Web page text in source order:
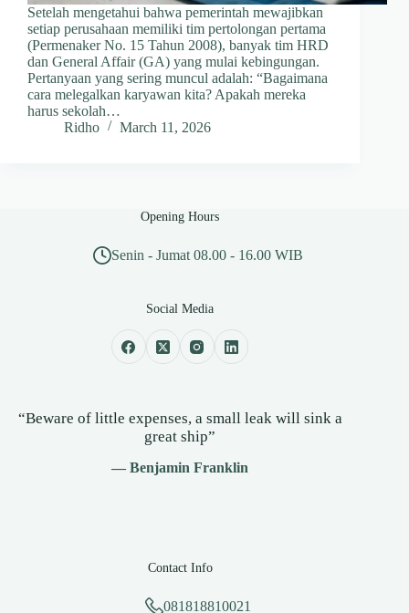
Setelah mengetahui bahwa pemerintah mewajibkan
setiap perusahaan memiliki tim pertolongan pertama
(Permenaker No. 15 Tahun 2008), banyak tim HRD
dan General Affair (GA) yang mulai kebingungan.
Pertanyaan yang sering muncul adalah: “Bagaimana
cara melegalkan karyawan kita? Apakah mereka
harus sekolah…
Ridho
March 11, 2026
Opening Hours
Senin - Jumat 08.00 - 16.00 WIB
Social Media
“Beware of little expenses, a small leak will sink a
great ship”
— Benjamin Franklin
Contact Info
081818810021